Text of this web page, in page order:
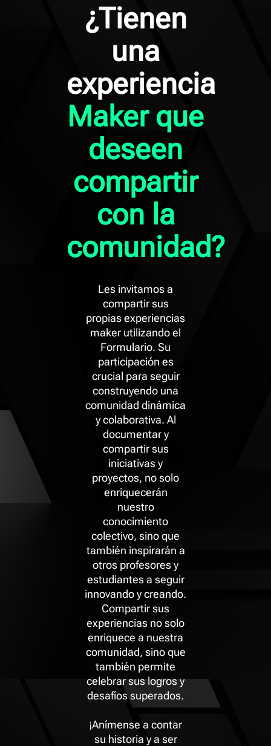
¿Tienen
una
experiencia
Maker que
deseen
compartir
con la
comunidad?
Les invitamos a
compartir sus
propias experiencias
maker utilizando el
Formulario. Su
participación es
crucial para seguir
construyendo una
comunidad dinámica
y colaborativa. Al
documentar y
compartir sus
iniciativas y
proyectos, no solo
enriquecerán
nuestro
conocimiento
colectivo, sino que
también inspirarán a
otros profesores y
estudiantes a seguir
innovando y creando.
Compartir sus
experiencias no solo
enriquece a nuestra
comunidad, sino que
también permite
celebrar sus logros y
desafíos superados.
¡Anímense a contar
su historia y a ser